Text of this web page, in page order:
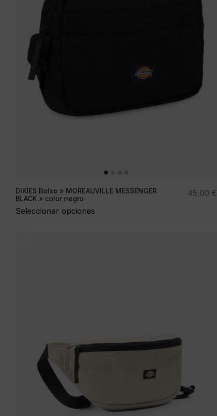
DIKIES Bolso » MOREAUVILLE MESSENGER
BLACK » color negro
Seleccionar opciones
45,00 €